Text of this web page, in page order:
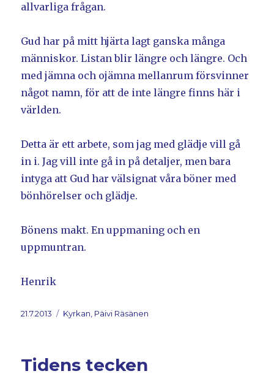
allvarliga frågan.
Gud har på mitt hjärta lagt ganska många
människor. Listan blir längre och längre. Och
med jämna och ojämna mellanrum försvinner
något namn, för att de inte längre finns här i
världen.
Detta är ett arbete, som jag med glädje vill gå
in i. Jag vill inte gå in på detaljer, men bara
intyga att Gud har välsignat våra böner med
bönhörelser och glädje.
Bönens makt. En uppmaning och en
uppmuntran.
Henrik
Postat
21.7.2013 Kategorier
Kyrkan, Päivi Räsänen
Tidens tecken